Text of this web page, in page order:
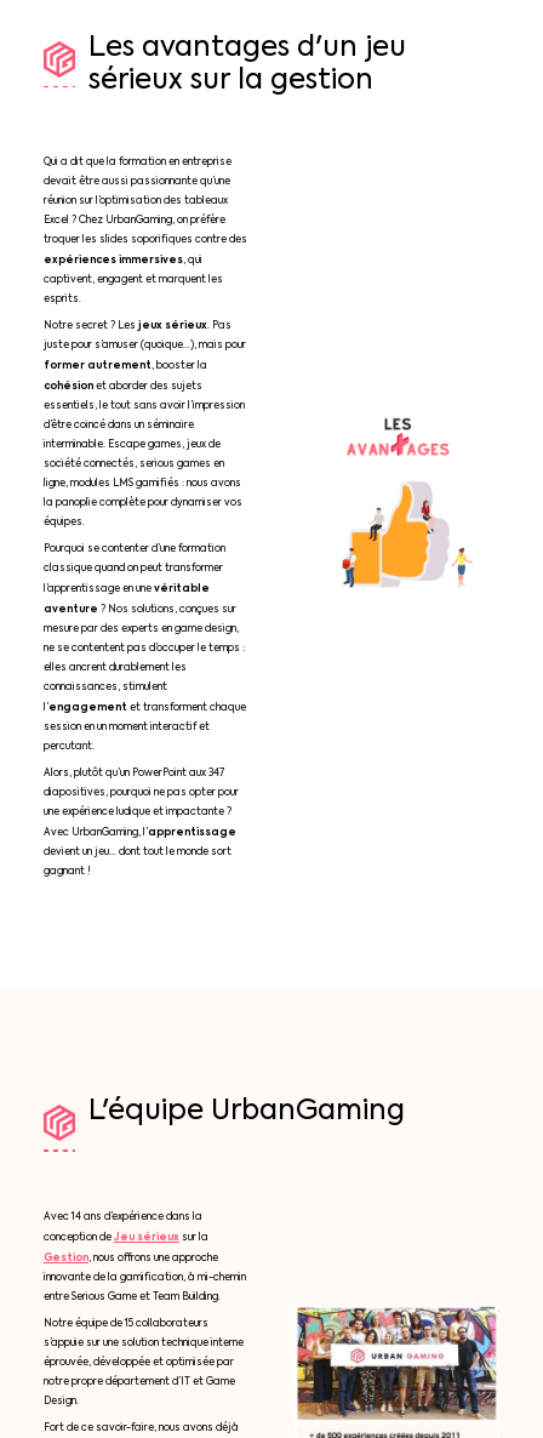
Les avantages d'un jeu
sérieux sur la gestion
Qui a dit que la formation en entreprise
devait être aussi passionnante qu’une
réunion sur l’optimisation des tableaux
Excel ? Chez UrbanGaming, on préfère
troquer les slides soporifiques contre des
expériences immersives, qui
captivent, engagent et marquent les
esprits.
Notre secret ? Lesjeux sérieux. Pas
juste pour s’amuser (quoique…), mais pour
former autrement, booster la
cohésionet aborder des sujets
essentiels, le tout sans avoir l’impression
d’être coincé dans un séminaire
interminable. Escape games, jeux de
société connectés, serious games en
ligne, modules LMS gamifiés : nous avons
la panoplie complète pour dynamiser vos
équipes.
Pourquoi se contenter d’une formation
classique quand on peut transformer
l’apprentissage en unevéritable
aventure ? Nos solutions, conçues sur
mesure par des experts en game design,
ne se contentent pas d’occuper le temps :
elles ancrent durablement les
connaissances, stimulent
l’engagementet transforment chaque
session en un moment interactif et
percutant.
Alors, plutôt qu’un PowerPoint aux 347
diapositives, pourquoi ne pas opter pour
une expérience ludique et impactante ?
Avec UrbanGaming, l’apprentissage
devient un jeu… dont tout le monde sort
gagnant !
L'équipe UrbanGaming
Avec 14 ans d’expérience dans la
conception deJeu sérieuxsur la
Gestion, nous offrons une approche
innovante de la gamification, à mi-chemin
entre Serious Game et Team Building.
Notre équipe de 15 collaborateurs
s’appuie sur une solution technique interne
éprouvée, développée et optimisée par
notre propre département d’IT et Game
Design.
Fort de ce savoir-faire, nous avons déjà